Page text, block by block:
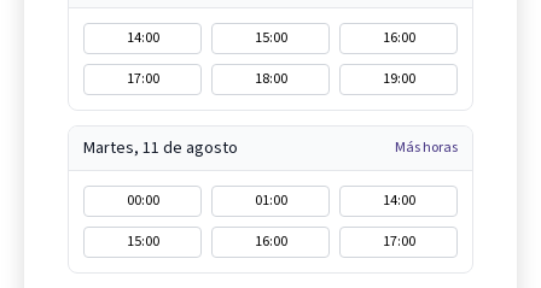
14:00 15:00
16:00
17:00
18:00 19:00
Martes, 11 de agosto Más horas
00:00 01:00
14:00
15:00
16:00 17:00